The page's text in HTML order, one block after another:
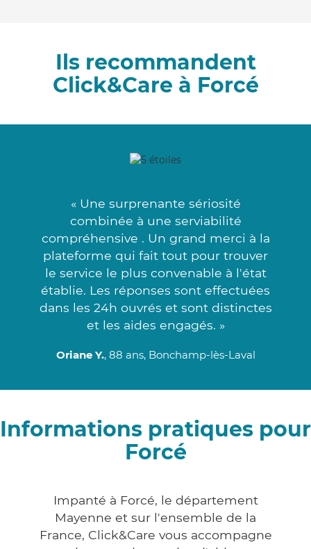
Ils recommandent
Click&Care à Forcé
« Une surprenante sériosité
combinée à une serviabilité
compréhensive . Un grand merci à la
plateforme qui fait tout pour trouver
le service le plus convenable à l'état
établie. Les réponses sont effectuées
dans les 24h ouvrés et sont distinctes
et les aides engagés. »
Oriane Y., 88 ans, Bonchamp-lès-Laval
Informations pratiques pour
Forcé
Impanté à Forcé, le département
Mayenne et sur l'ensemble de la
France, Click&Care vous accompagne